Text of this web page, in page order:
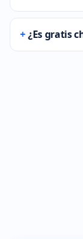
¿Es gratis